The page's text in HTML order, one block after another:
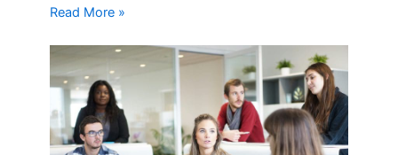
Read More »